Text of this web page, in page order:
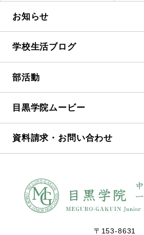
お知らせ
学校生活ブログ
部活動
目黒学院ムービー
資料請求・お問い合わせ
〒153-8631